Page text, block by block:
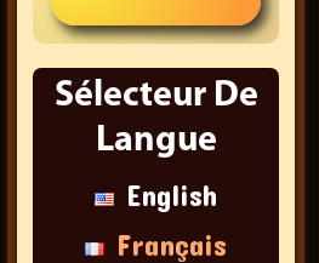
Sélecteur De
Langue
English
Français